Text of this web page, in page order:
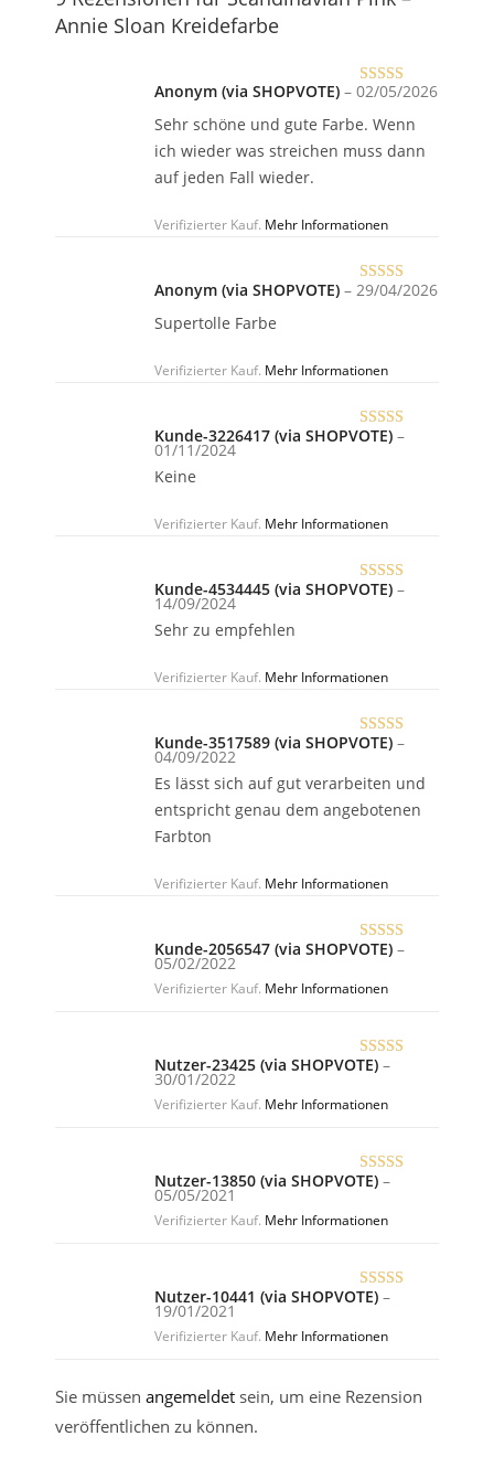
Annie Sloan Kreidefarbe
Bewertet
mit5von 5
Anonym (via SHOPVOTE) – 02/05/2026
Sehr schöne und gute Farbe. Wenn
ich wieder was streichen muss dann
auf jeden Fall wieder.
Verifizierter Kauf. Mehr Informationen
Bewertet
Anonym (via SHOPVOTE) – 29/04/2026
Supertolle Farbe
Verifizierter Kauf. Mehr Informationen
Bewertet
Kunde-3226417 (via SHOPVOTE) –
01/11/2024
Keine
Verifizierter Kauf. Mehr Informationen
Bewertet
Kunde-4534445 (via SHOPVOTE) –
14/09/2024
Sehr zu empfehlen
Verifizierter Kauf. Mehr Informationen
Bewertet
Kunde-3517589 (via SHOPVOTE) –
04/09/2022
Es lässt sich auf gut verarbeiten und
entspricht genau dem angebotenen
Farbton
Verifizierter Kauf. Mehr Informationen
Bewertet
Kunde-2056547 (via SHOPVOTE) –
05/02/2022
Verifizierter Kauf. Mehr Informationen
Bewertet
Nutzer-23425 (via SHOPVOTE) –
30/01/2022
Verifizierter Kauf. Mehr Informationen
Bewertet
Nutzer-13850 (via SHOPVOTE) –
05/05/2021
Verifizierter Kauf. Mehr Informationen
Bewertet
Nutzer-10441 (via SHOPVOTE) –
19/01/2021
Verifizierter Kauf. Mehr Informationen
Sie müssen angemeldet sein, um eine Rezension
veröffentlichen zu können.